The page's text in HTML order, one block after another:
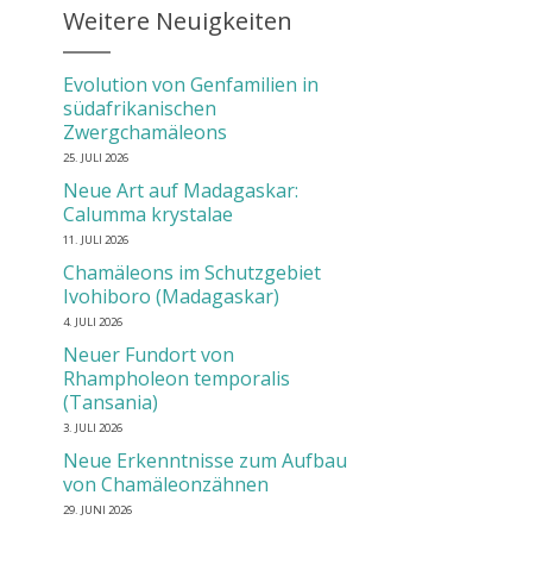
Weitere Neuigkeiten
Evolution von Genfamilien in
südafrikanischen
Zwergchamäleons
25. JULI 2026
Neue Art auf Madagaskar:
Calumma krystalae
11. JULI 2026
Chamäleons im Schutzgebiet
Ivohiboro (Madagaskar)
4. JULI 2026
Neuer Fundort von
Rhampholeon temporalis
(Tansania)
3. JULI 2026
Neue Erkenntnisse zum Aufbau
von Chamäleonzähnen
29. JUNI 2026